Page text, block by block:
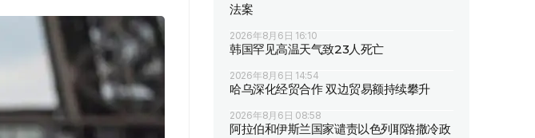
法案
2026年8月6日 16:10
韩国罕见高温天气致23人死亡
2026年8月6日 14:54
哈乌深化经贸合作 双边贸易额持续攀升
2026年8月6日 08:58
阿拉伯和伊斯兰国家谴责以色列耶路撒冷政